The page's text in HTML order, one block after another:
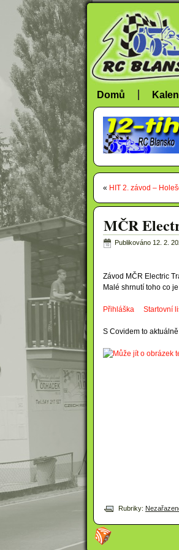
Domů
« HIT 2. závod –
MČR
Publikováno 12. 2.
Závod MČR Electric
Malé shrnutí toho co
Přihláška Startovní
S Covidem to
Rubriky: